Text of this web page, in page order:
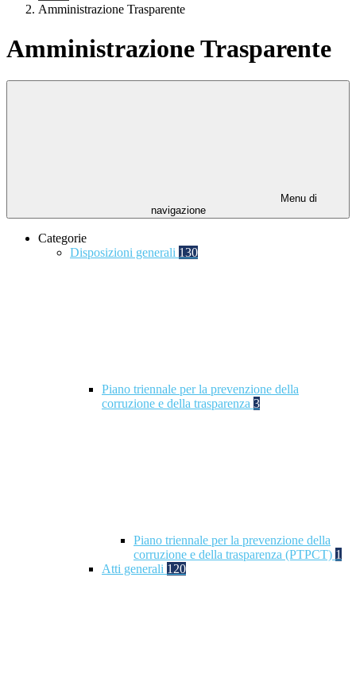
Amministrazione Trasparente
Amministrazione Trasparente
Menu di
navigazione
Categorie
Disposizioni generali 130
Piano triennale per la prevenzione della
corruzione e della trasparenza 3
Piano triennale per la prevenzione della
corruzione e della trasparenza (PTPCT) 1
Atti generali 120